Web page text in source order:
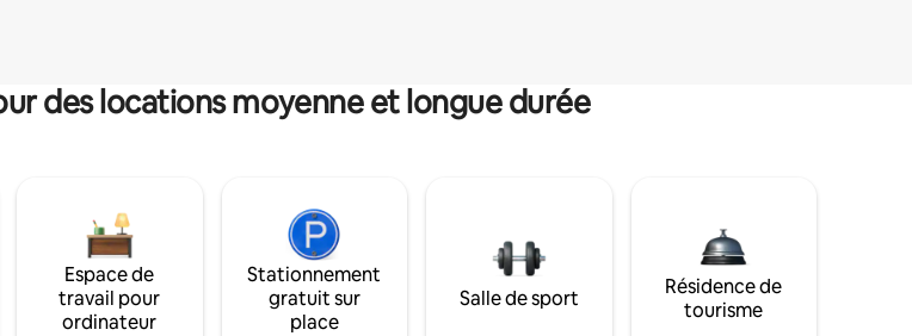
des locations moyenne et longue durée
Espace de
travail pour
ordinateur
Stationnement
gratuit sur
place
Salle de sport
Résidence de
tourisme